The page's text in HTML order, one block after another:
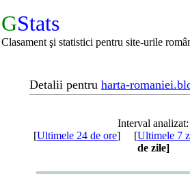
GStats
Clasament şi statistici pentru site-urile
Detalii pentru harta-
Interval analizat:
[Ultimele 24 de ore] [Ultimele 7
de zile]